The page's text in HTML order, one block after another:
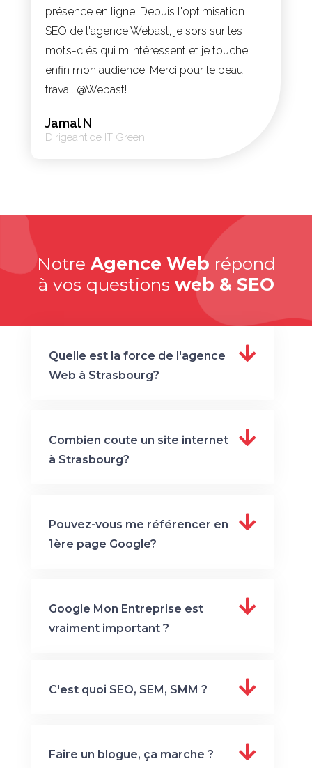
présence en ligne. Depuis l'optimisation
SEO de l'agence Webast, je sors sur les
mots-clés qui m'intéressent et je touche
enfin mon audience. Merci pour le beau
travail @Webast!
Jamal N
Dirigeant de IT Green
Notre Agence Web répond
à vos questions web & SEO
Quelle est la force de l'agence
Web à Strasbourg?
Combien coute un site internet
à Strasbourg?
Pouvez-vous me référencer en
1ère page Google?
Google Mon Entreprise est
vraiment important ?
C'est quoi SEO, SEM, SMM ?
Faire un blogue, ça marche ?